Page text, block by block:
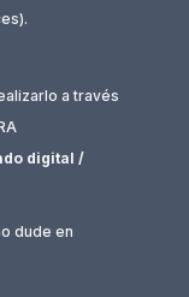
a través
digital /
dude en